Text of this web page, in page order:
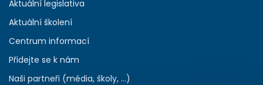
Aktuální legislativa
Aktuální školení
Centrum informací
Přidejte se k nám
Naši partneři (média, školy, ...)